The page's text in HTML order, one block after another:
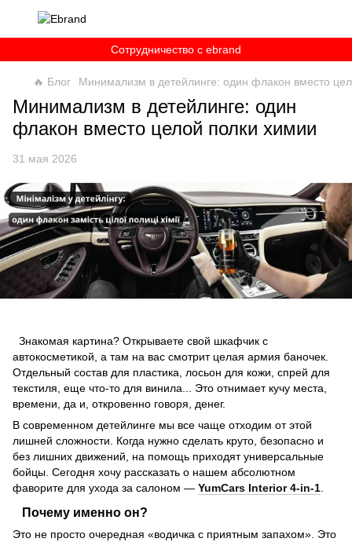
Сотрудничество c ebrand
🔥 Блог Минимализм в детейлинге: один флакон вместо
Минимализм в детейлинге: один
флакон вместо целой полки химии
31 мая 2026
Знакомая картина? Открываете свой шкафчик с
автокосметикой, а там на вас смотрит целая армия баночек.
Отдельный состав для пластика, лосьон для кожи, спрей для
текстиля, еще что-то для винила... Это отнимает кучу места,
времени, да и, откровенно говоря, денег.
В современном детейлинге мы все чаще отходим от этой
лишней сложности. Когда нужно сделать круто, безопасно и
без лишних движений, на помощь приходят универсальные
бойцы. Сегодня хочу рассказать о нашем абсолютном
фаворите для ухода за салоном — YumCars Interior 4-in-1.
Почему именно он?
Это не просто очередная «водичка с приятным запахом». Это